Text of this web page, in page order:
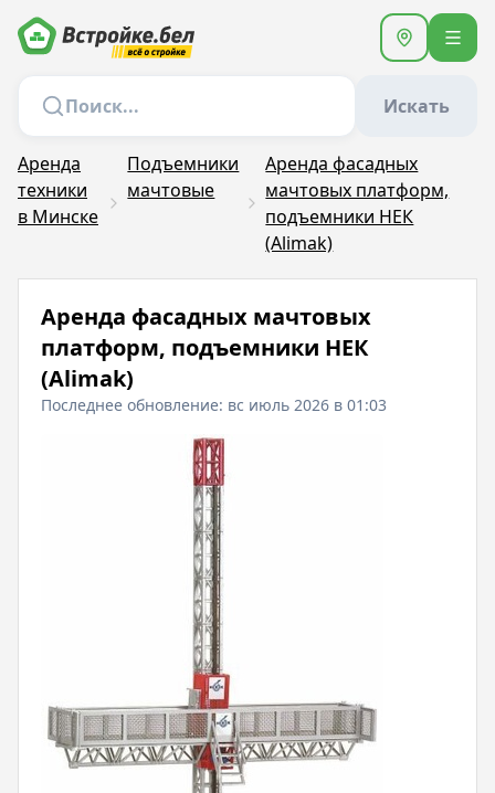
Искать
Аренда
техники
в Минске
Подъемники
мачтовые
Аренда фасадных
мачтовых платформ,
подъемники НЕК
(Alimak)
Аренда фасадных мачтовых
платформ, подъемники НЕК
(Alimak)
Последнее обновление: вс июль 2026 в 01:03